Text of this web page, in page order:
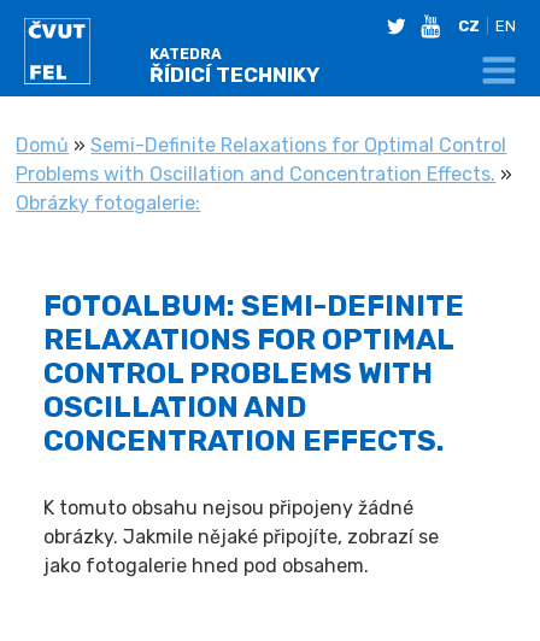
KATEDRA
ŘÍDICÍ TECHNIKY
twitteryoutube
CZ EN
NACHÁZÍTE SE
Domů »Semi-Definite Relaxations for Optimal Control
Problems with Oscillation and Concentration Effects. »
Obrázky fotogalerie:
FOTOALBUM: SEMI-DEFINITE
RELAXATIONS FOR OPTIMAL
CONTROL PROBLEMS WITH
OSCILLATION AND
CONCENTRATION EFFECTS.
K tomuto obsahu nejsou připojeny žádné
obrázky. Jakmile nějaké připojíte, zobrazí se
jako fotogalerie hned pod obsahem.